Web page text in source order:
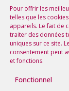
Pour offrir les
telles que les
appareils. Le fait de
traiter des données
uniques sur ce site.
consentement peut
et fonctions.
Fonctionnel
Voir tous les
Suivez-nous sur